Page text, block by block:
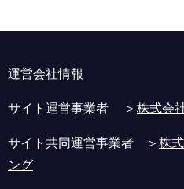
運営会社情報
サイト運営事業者 ＞株式会
サイト共同運営事業者 ＞株
ング